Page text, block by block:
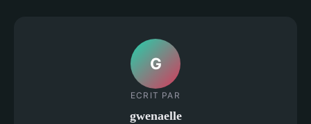
G
ECRIT PAR
gwenaelle